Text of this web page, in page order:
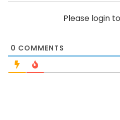
Please login
0 COMMENTS